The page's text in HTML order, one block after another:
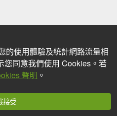
的使用體驗及統計網路流量相
您同意我們使用 Cookies。若
聲明 。
接受